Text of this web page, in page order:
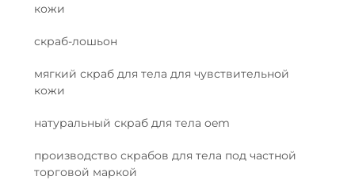
кожи
скраб-лошьон
мягкий скраб для тела для чувствительной
кожи
натуральный скраб для тела oem
производство скрабов для тела под частной
торговой маркой